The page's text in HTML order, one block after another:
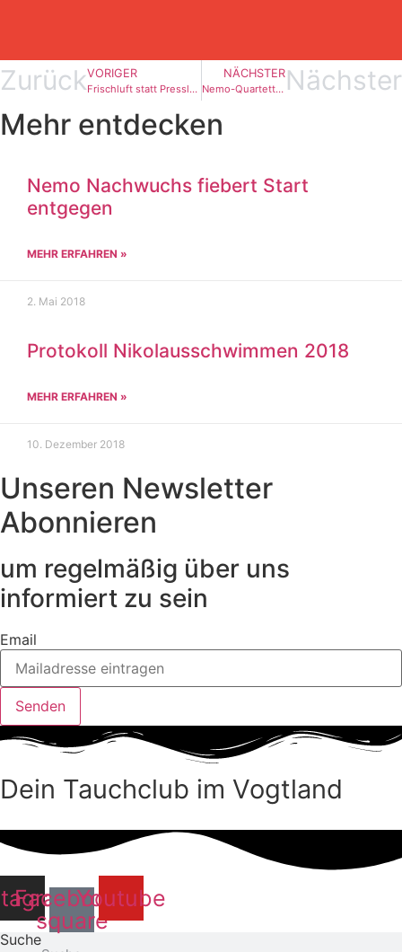
ZurückVORIGER
Frischluft statt Pressluft – Winterwanderung 2020
NÄCHSTER
Nemo-Quartett beim Weltcupauftakt am Start Nächster
Mehr entdecken
Nemo Nachwuchs fiebert Start
entgegen
MEHR ERFAHREN »
2. Mai 2018
Protokoll Nikolausschwimmen 2018
MEHR ERFAHREN »
10. Dezember 2018
Unseren Newsletter
Abonnieren
um regelmäßig über uns
informiert zu sein
Email
Senden
Dein Tauchclub im Vogtland
Facebook-
square
Youtube
Suche